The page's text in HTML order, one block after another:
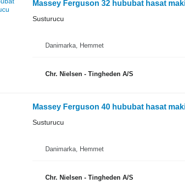
Massey Ferguson 32 hububat hasat
Susturucu
Danimarka, Hemmet
Chr. Nielsen - Tingheden A/S
Massey Ferguson 40 hububat hasat
Susturucu
Danimarka, Hemmet
Chr. Nielsen - Tingheden A/S